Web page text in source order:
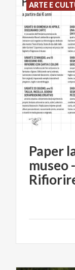
Paper
museo
ARTE E